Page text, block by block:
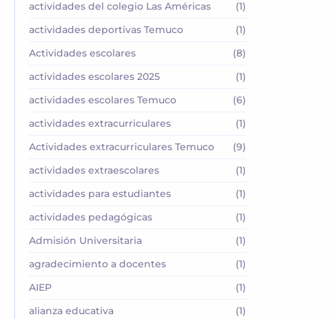
actividades del colegio Las Américas
(1)
actividades deportivas Temuco
(1)
Actividades escolares
(8)
actividades escolares 2025
(1)
actividades escolares Temuco
(6)
actividades extracurriculares
(1)
Actividades extracurriculares Temuco
(9)
actividades extraescolares
(1)
actividades para estudiantes
(1)
actividades pedagógicas
(1)
Admisión Universitaria
(1)
agradecimiento a docentes
(1)
AIEP
(1)
alianza educativa
(1)